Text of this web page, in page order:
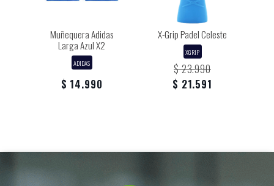
Muñequera Adidas
Larga Azul X2
ADIDAS
$ 14.990
X-Grip Padel Celeste
XGRIP
$ 23.990
$ 21.591